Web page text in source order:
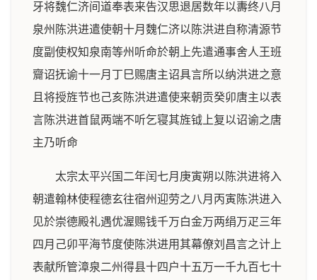
牙将魏仁济间道奉表来告汉思退居数年以夀终八月
泉州陈洪进遣使朝十月魏仁济以陈洪进自称清源节
度副使权知泉南等州听命於朝上先遣通事舍人王班
齎诏抚谕十一月丁巳赐唐主诏具言所以纳洪进之意
且将授旌节也己亥陈洪进遣使来朝贡癸卯唐主以表
言陈洪进首鼠两端不听乞寝其旌钺上复以诏谕之唐
主乃听命
太宗太平兴国二年闰七月庚寅朔以陈洪进将入
朝遣翰林使程德玄往宿州迎劳之八月丙寅陈洪进入
见於崇德殿礼遇优渥赐钱千万白金万两绢万疋三年
四月己卯平海节度使陈洪进用其幕僚刘昌言之计上
表献所管漳泉二州得县十四户十五万一千九百七十